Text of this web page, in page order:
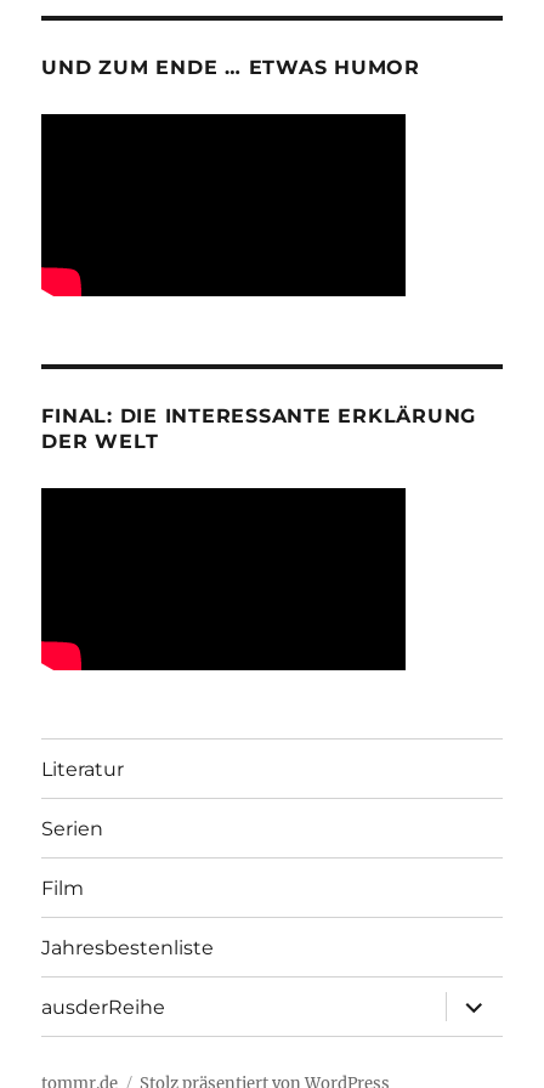
UND ZUM ENDE … ETWAS HUMOR
FINAL: DIE INTERESSANTE ERKLÄRUNG
DER WELT
Literatur
Serien
Film
Jahresbestenliste
ausderReihe
öffnen
tommr.de Stolz präsentiert von WordPress